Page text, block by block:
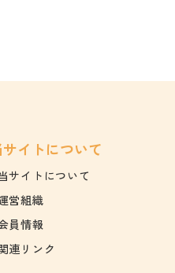
サイトについて
サイトについて
営組織
員情報
連リンク